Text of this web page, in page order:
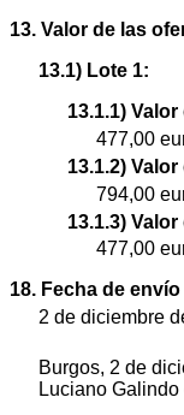
13. Valor de las
13.1) Lote 1:
13.1.1)
477,00
13.1.2)
794,00
13.1.3)
477,00
18. Fecha de
2 de diciembre
Burgos, 2 de
Luciano Galindo